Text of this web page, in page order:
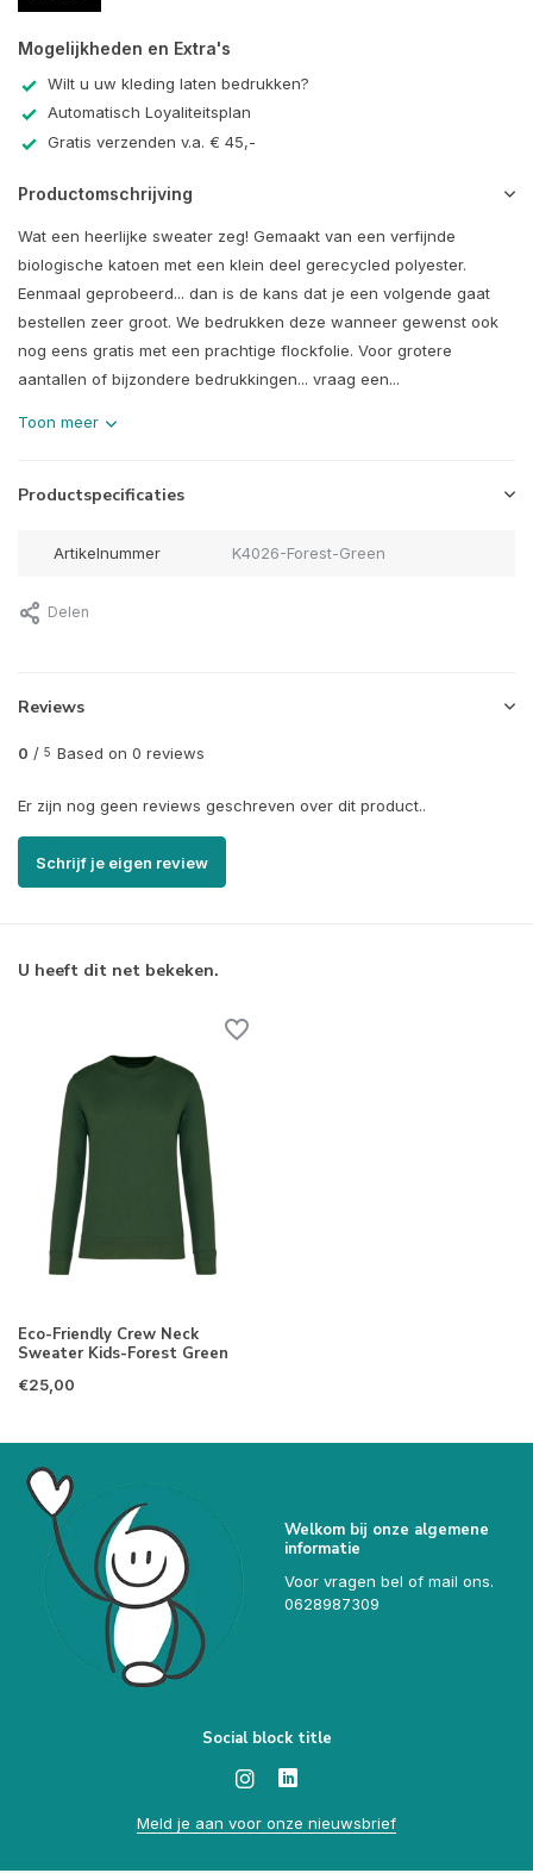
Mogelijkheden en Extra's
Wilt u uw kleding laten bedrukken?
Automatisch Loyaliteitsplan
Gratis verzenden v.a. € 45,-
Productomschrijving
Wat een heerlijke sweater zeg! Gemaakt van een verfijnde
biologische katoen met een klein deel gerecycled polyester.
Eenmaal geprobeerd... dan is de kans dat je een volgende gaat
bestellen zeer groot. We bedrukken deze wanneer gewenst ook
nog eens gratis met een prachtige flockfolie. Voor grotere
aantallen of bijzondere bedrukkingen... vraag een...
Toon meer
Productspecificaties
Artikelnummer K4026-Forest-Green
Delen
Reviews
0 / 5 Based on 0 reviews
Er zijn nog geen reviews geschreven over dit product..
Schrijf je eigen review
U heeft dit net bekeken.
Eco-Friendly Crew Neck
Sweater Kids-Forest Green
€25,00
Welkom bij onze algemene
informatie
Voor vragen bel of mail ons.
0628987309
Social block title
Meld je aan voor onze nieuwsbrief